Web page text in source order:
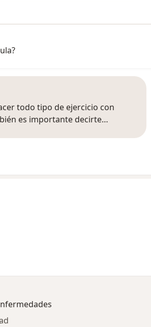
todo tipo de ejercicio con
es importante decirte…